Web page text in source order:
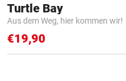
Turtle Bay
Aus dem Weg, hier kommen wir!
€19,90